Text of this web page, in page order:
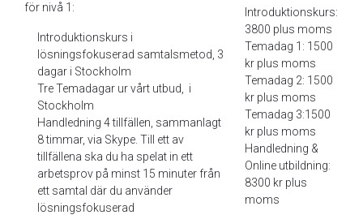
för nivå 1:
Introduktionskurs i
lösningsfokuserad samtalsmetod, 3
dagar i Stockholm
Tre Temadagar ur vårt utbud, i
Stockholm
Handledning 4 tillfällen, sammanlagt
8 timmar, via Skype. Till ett av
tillfällena ska du ha spelat in ett
arbetsprov på minst 15 minuter från
ett samtal där du använder
lösningsfokuserad
Introduktionskurs:
3800 plus moms
Temadag 1: 1500
kr plus moms
Temadag 2: 1500
kr plus moms
Temadag 3:1500
kr plus moms
Handledning &
Online utbildning:
8300 kr plus
moms